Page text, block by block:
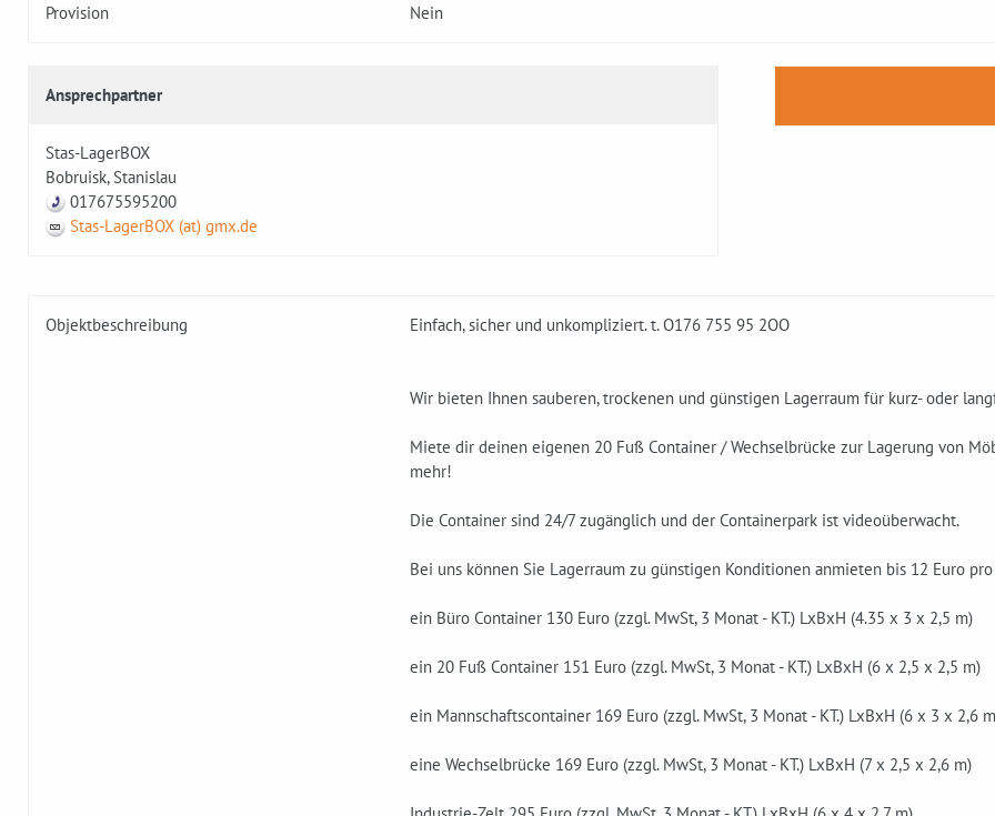
Provision
Nein
Ansprechpartner
Stas-LagerBOX
Bobruisk, Stanislau
017675595200
Stas-LagerBOX (at) gmx.de
Objektbeschreibung Einfach, sicher und unkompliziert. t. O176 755 95 2OO
Wir bieten Ihnen sauberen, trockenen und günstigen Lagerraum für kurz- oder
Miete dir deinen eigenen 20 Fuß Container / Wechselbrücke zur Lagerung von
mehr!
Die Container sind 24/7 zugänglich und der Containerpark ist videoüberwacht.
Bei uns können Sie Lagerraum zu günstigen Konditionen anmieten bis 12 Euro pro
ein Büro Container 130 Euro (zzgl. MwSt, 3 Monat - KT.) LxBxH (4.35 x 3 x 2,5 m)
ein 20 Fuß Container 151 Euro (zzgl. MwSt, 3 Monat - KT.) LxBxH (6 x 2,5 x 2,5 m)
ein Mannschaftscontainer 169 Euro (zzgl. MwSt, 3 Monat - KT.) LxBxH (6 x 3 x 2,6
eine Wechselbrücke 169 Euro (zzgl. MwSt, 3 Monat - KT.) LxBxH (7 x 2,5 x 2,6 m)